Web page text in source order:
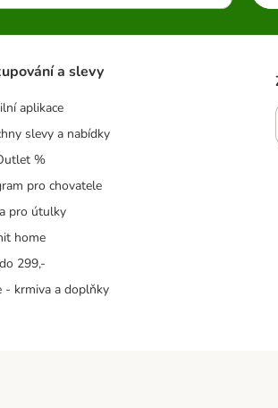
a slevy
aplikace
slevy a nabídky
%
pro chovatele
pro útulky
home
299,-
- krmiva a doplňky